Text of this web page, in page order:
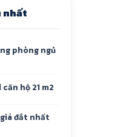
nhất
phòng ngủ
hộ 21 m2
đắt nhất